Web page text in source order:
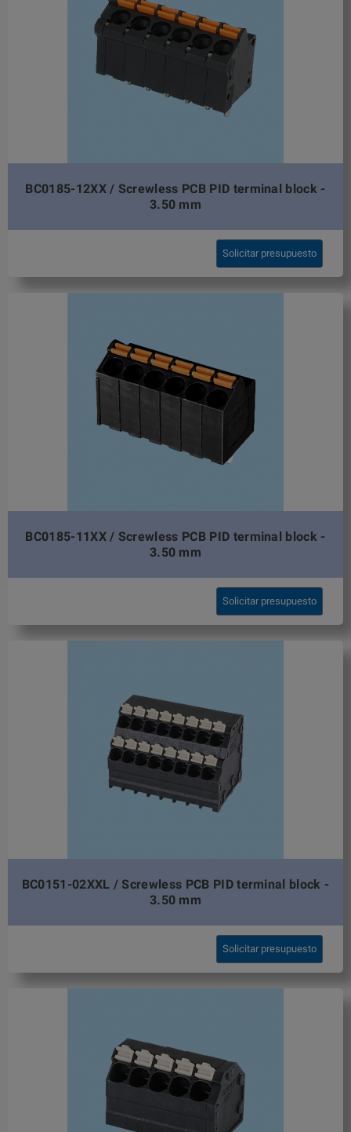
BC0185-12XX / Screwless PCB PID terminal block -
3.50 mm
Solicitar presupuesto
BC0185-11XX / Screwless PCB PID terminal block -
3.50 mm
Solicitar presupuesto
BC0151-02XXL / Screwless PCB PID terminal block -
3.50 mm
Solicitar presupuesto